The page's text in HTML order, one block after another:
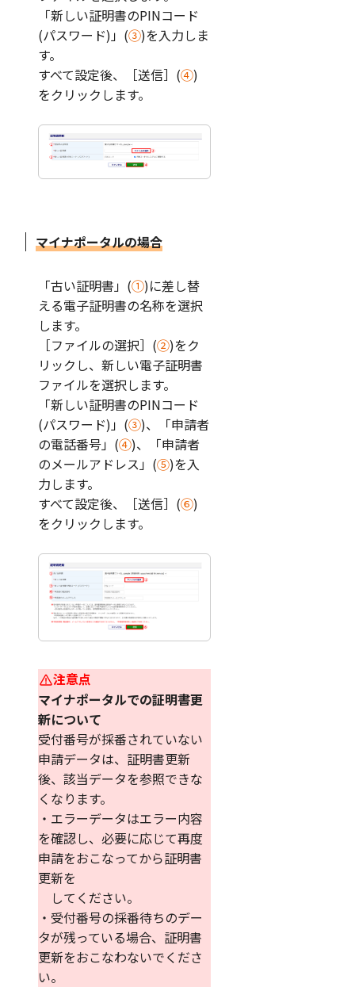
「新しい証明書のPINコード
(パスワード)」(③)を入力しま
す。
すべて設定後、［送信］(④)
をクリックします。
マイナポータルの場合
「古い証明書」(①)に差し替
える電子証明書の名称を選択
します。
［ファイルの選択］(②)をク
リックし、新しい電子証明書
ファイルを選択します。
「新しい証明書のPINコード
(パスワード)」(③)、「申請者
の電話番号」(④)、「申請者
のメールアドレス」(⑤)を入
力します。
すべて設定後、［送信］(⑥)
をクリックします。
注意点
マイナポータルでの証明書更
新について
受付番号が採番されていない
申請データは、証明書更新
後、該当データを参照できな
くなります。
・エラーデータはエラー内容
を確認し、必要に応じて再度
申請をおこなってから証明書
更新を
してください。
・受付番号の採番待ちのデー
タが残っている場合、証明書
更新をおこなわないでくださ
い。